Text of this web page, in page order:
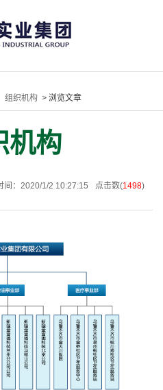
组织机构 > 浏览文章
机构
：2020/1/2 10:27:15 点击数(1498)